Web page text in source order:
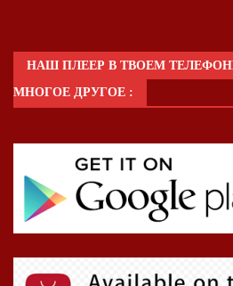
НАШ ПЛЕЕР В ТВОЕМ
МНОГОЕ ДРУГОЕ :